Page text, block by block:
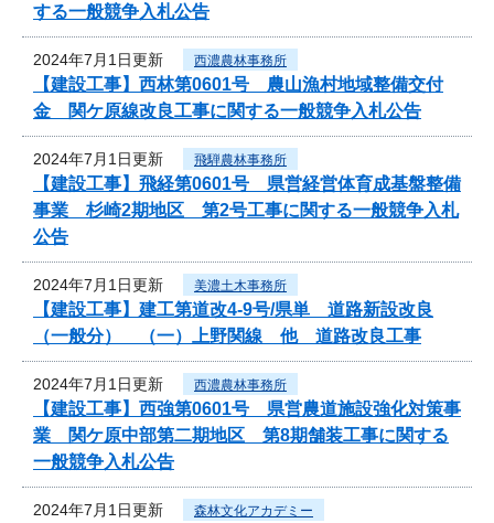
する一般競争入札公告
2024年7月1日更新 西濃農林事務所
【建設工事】西林第0601号 農山漁村地域整備交付
金 関ケ原線改良工事に関する一般競争入札公告
2024年7月1日更新 飛騨農林事務所
【建設工事】飛経第0601号 県営経営体育成基盤整備
事業 杉崎2期地区 第2号工事に関する一般競争入札
公告
2024年7月1日更新 美濃土木事務所
【建設工事】建工第道改4-9号/県単 道路新設改良
（一般分） （一）上野関線 他 道路改良工事
2024年7月1日更新 西濃農林事務所
【建設工事】西強第0601号 県営農道施設強化対策事
業 関ケ原中部第二期地区 第8期舗装工事に関する
一般競争入札公告
2024年7月1日更新 森林文化アカデミー